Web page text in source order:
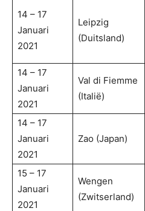
14 – 17
Januari
2021
Leipzig
(Duitsland)
14 – 17
Januari
2021
Val di Fiemme
(Italië)
14 – 17
Januari
2021
Zao (Japan)
15 – 17
Januari
2021
Wengen
(Zwitserland)